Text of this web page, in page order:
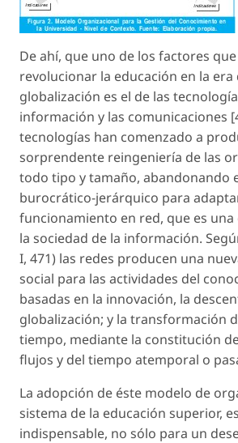
De ahí, que uno de los factores
revolucionar la educación en la era
globalización es el de las
información y las comunicaciones
tecnologías han comenzado a
sorprendente reingeniería de las
todo tipo y tamaño, abandonando
burocrático-jerárquico para
funcionamiento en red, que es
la sociedad de la información.
I, 471) las redes producen una
social para las actividades del
basadas en la innovación, la
globalización; y la transformación
tiempo, mediante la constitución
flujos y del tiempo atemporal o
La adopción de éste modelo de
sistema de la educación superior,
indispensable, no sólo para un